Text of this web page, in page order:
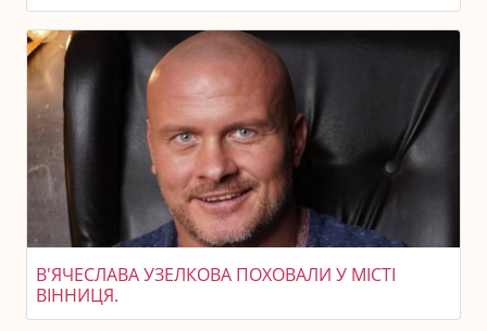
В'ЯЧЕСЛАВА УЗЕЛКОВА ПОХОВАЛИ У МІСТІ
ВІННИЦЯ.